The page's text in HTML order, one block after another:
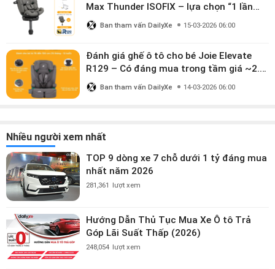
Max Thunder ISOFIX – lựa chọn “1 lần
dùng đến 12 năm” có đáng giá gần 9
triệu?
Ban tham vấn DailyXe 15-03-2026 06:00
Đánh giá ghế ô tô cho bé Joie Elevate
R129 – Có đáng mua trong tầm giá ~2.8
triệu?
Ban tham vấn DailyXe 14-03-2026 06:00
Nhiều người xem nhất
TOP 9 dòng xe 7 chỗ dưới 1 tỷ đáng mua
nhất năm 2026
281,361 lượt xem
Hướng Dẫn Thủ Tục Mua Xe Ô tô Trả
Góp Lãi Suất Thấp (2026)
248,054 lượt xem